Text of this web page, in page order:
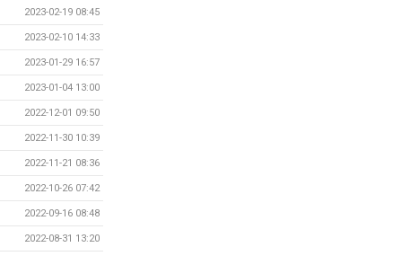
2023-02-19 08:45
2023-02-10 14:33
2023-01-29 16:57
2023-01-04 13:00
2022-12-01 09:50
2022-11-30 10:39
2022-11-21 08:36
2022-10-26 07:42
2022-09-16 08:48
2022-08-31 13:20